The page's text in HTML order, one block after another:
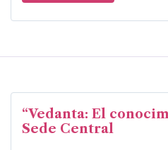
“Vedanta: El
Sede Central